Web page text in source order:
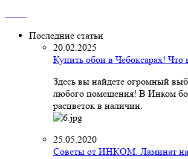
Последние статьи
20.02.2025
Купить обои в Чебоксарах! Что
Здесь вы найдете огромный
любого помещения! В Инком
расцветок в наличии.
25.05.2020
Советы от ИНКОМ. Ламинат на